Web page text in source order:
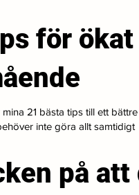
för ökat
21 bästa tips till ett
inte göra allt samtidigt
på att